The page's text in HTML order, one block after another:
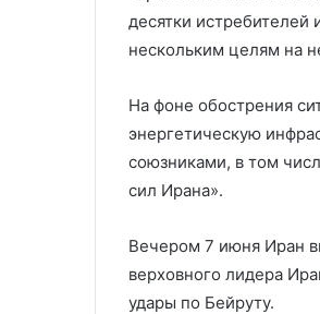
десятки
нескольким целям на
На фоне обострения
энергетическую
союзниками, в том
сил Ирана».
Вечером 7 июня Иран
верховного лидера
удары по Бейруту.